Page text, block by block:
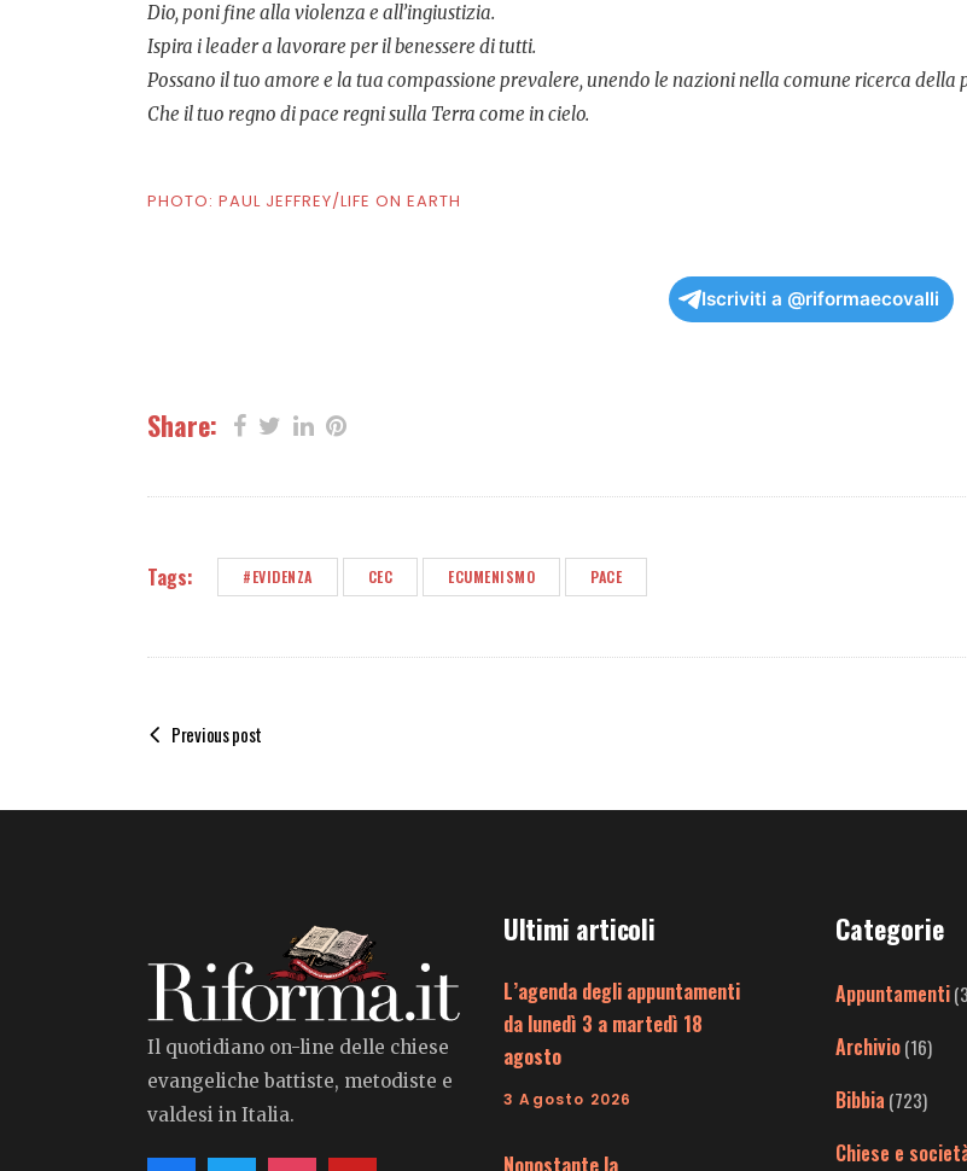
Dio, poni fine alla violenza e all’ingiustizia.
Ispira i leader a lavorare per il benessere di tutti.
Possano il tuo amore e la tua compassione prevalere, unendo le nazioni nella comune ricerca della
Che il tuo regno di pace regni sulla Terra come in cielo.
PHOTO: PAUL JEFFREY/LIFE ON EARTH
Iscriviti a @riformaecovalli
Share:
Tags: #EVIDENZA CEC ECUMENISMO PACE
Previous post
Il quotidiano on-line delle chiese
evangeliche battiste, metodiste e
valdesi in Italia.
Ultimi articoli
L’agenda degli appuntamenti
da lunedì 3 a martedì 18
agosto
3 Agosto 2026
Nonostante la
Categorie
Appuntamenti
Archivio(16)
Bibbia (723)
Chiese e